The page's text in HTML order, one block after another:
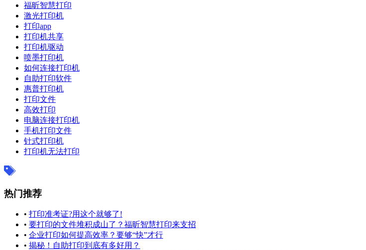
福昕智慧打印
激光打印机
打印app
打印机共享
打印机驱动
喷墨打印机
如何连接打印机
自助打印软件
惠普打印机
打印文件
高效打印
电脑连接打印机
手机打印文件
针式打印机
打印机无法打印
热门推荐
• 打印准考证?用这个就够了!
• 要打印的文件堆积成山了？福昕智慧打印来支招
• 企业打印如何提高效率？要够“快”才行
• 揭秘！自助打印到底有多好用？